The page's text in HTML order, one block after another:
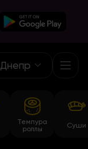
Днепр
Темпура
роллы
Суши